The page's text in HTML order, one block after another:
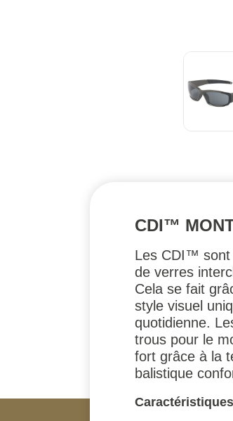
CDI™
Les CDI™ sont
de verres
Cela se fait
style visuel
quotidienne.
trous pour le
fort grâce à la
balistique
Caractéristiques